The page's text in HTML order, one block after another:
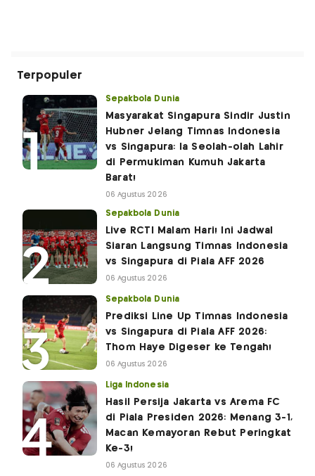
Terpopuler
Sepakbola Dunia
Masyarakat Singapura Sindir Justin
Hubner Jelang Timnas Indonesia
vs Singapura: Ia Seolah-olah Lahir
di Permukiman Kumuh Jakarta
Barat!
06 Agustus 2026
Sepakbola Dunia
Live RCTI Malam Hari! Ini Jadwal
Siaran Langsung Timnas Indonesia
vs Singapura di Piala AFF 2026
06 Agustus 2026
Sepakbola Dunia
Prediksi Line Up Timnas Indonesia
vs Singapura di Piala AFF 2026:
Thom Haye Digeser ke Tengah!
06 Agustus 2026
Liga Indonesia
Hasil Persija Jakarta vs Arema FC
di Piala Presiden 2026: Menang 3-1,
Macan Kemayoran Rebut Peringkat
Ke-3!
06 Agustus 2026